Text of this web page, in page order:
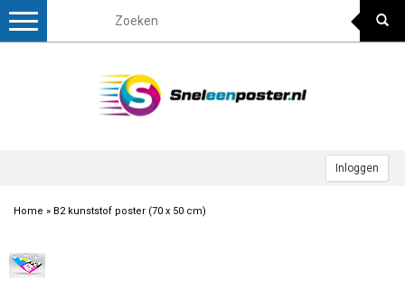
Inloggen
Toggle
Home » B2 kunststof poster (70 x 50 cm)